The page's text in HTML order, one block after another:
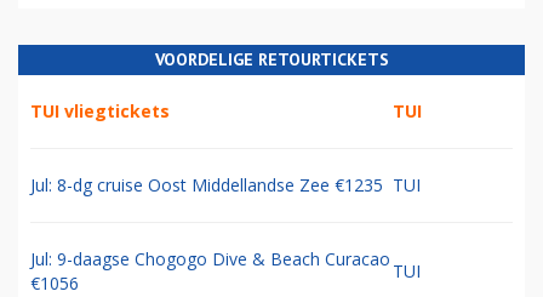
VOORDELIGE RETOURTICKETS
TUI vliegtickets TUI
Jul: 8-dg cruise Oost Middellandse Zee €1235 TUI
Jul: 9-daagse Chogogo Dive & Beach Curacao
€1056
TUI